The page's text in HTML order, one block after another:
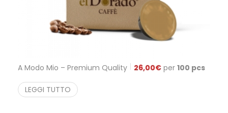
A Modo Mio – Premium Quality 26,00€ per 100 pcs
LEGGI TUTTO